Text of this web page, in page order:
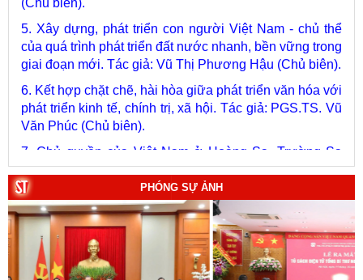
5. Xây dựng, phát triển con người Việt Nam - chủ thể
của quá trình phát triển đất nước nhanh, bền vững trong
giai đoạn mới. Tác giả: Vũ Thị Phương Hậu (Chủ biên).
6. Kết hợp chặt chẽ, hài hòa giữa phát triển văn hóa với
phát triển kinh tế, chính trị, xã hội. Tác giả: PGS.TS. Vũ
Văn Phúc (Chủ biên).
7. Chủ quyền của Việt Nam ở Hoàng Sa, Trường Sa
giai đoạn 1884 - 1975: Thực trạng khai thác và quản lý.
Tác giả: Thượng tướng, PGS.TS. Trần Quốc Tỏ (Chủ
biên).
8. Hà Nội - Thành phố Hồ Chí Minh: Dấu ấn lịch sử qua
từng khoảnh khắc (Song ngữ Việt - Anh). Tác giả: Tập
thể tác giả.
9. Đường Hồ Chí Minh trên biển - Bản hùng ca bất diệt
PHÓNG SỰ ẢNH